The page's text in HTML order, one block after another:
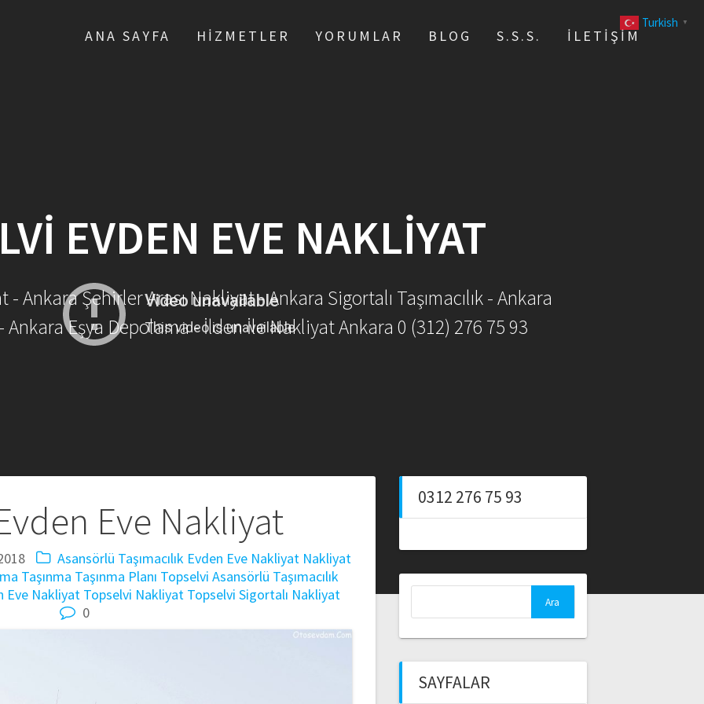
ANA SAYFA HIZMETLER YORUMLAR BLOG S.S.S. İLETIŞIM
EVDEN EVE NAKLIYAT
Ankara Şehirler Arası Nakliyat - Ankara Sigortalı Taşımacılık - Ankara
Ankara Eşya Depolama - İlden İle Nakliyat Ankara 0 (312) 276 75 93
Eve Nakliyat
Asansörlü Taşımacılık Evden Eve Nakliyat Nakliyat
Taşınma Taşınma Planı Topselvi Asansörlü Taşımacılık
Eve Nakliyat Topselvi Nakliyat Topselvi Sigortalı Nakliyat
0
0312 276 75 93
SAYFALAR
Turkish ▼